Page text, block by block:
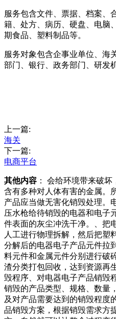
服务包含文件、票据、档案、
籍、处方、病历、硬盘、电脑
期食品、塑料制品等。
服务对象包含企事业单位、海
部门、银行、政务部门、研发
上一篇:
海关
下一篇:
电商平台
其他内容 ： 会给环境带来破
含有多种对人体有害的金属。
产品应当做无害化销毁处理。
压水枪给待销毁的电器和电子
件表面的灰尘冲洗干净。、把
人工进行物理拆解，然后把塑
分解后的电器电子产品元件拉
料元件和金属元件分别进行破
渣分类打包回收，达到资源再
毁程序、对电器电子产品销毁
销毁的产品类型、规格、数量
及对产品需要达到的销毁程度
品销毁方案，根据销毁需求方